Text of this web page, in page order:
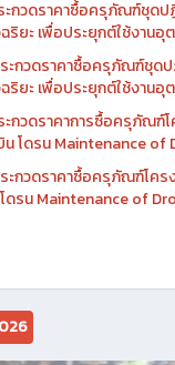
ะกวดราคาซื้อครุภัณฑ์ชุด
ริยะ เพื่อประยุกต์ใช้งาน
ะกวดราคาซื้อครุภัณฑ์ชุด
ริยะ เพื่อประยุกต์ใช้งาน
ะกวดราคาการซื้อครุภัณ
น โดรน Maintenance
ะกวดราคาซื้อครุภัณฑ์โค
ดรน Maintenance of